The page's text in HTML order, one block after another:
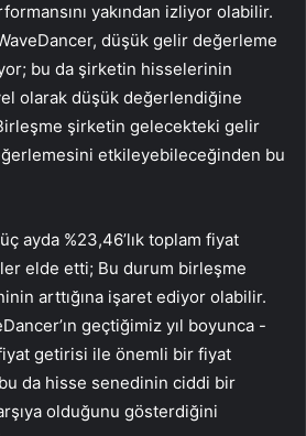
yakından izliyor olabilir.
düşük gelir değerleme
bu da şirketin hisselerinin
olarak düşük değerlendiğine
şirketin gelecekteki gelir
etkileyebileceğinden bu
ayda %23,46’lık toplam fiyat
elde etti; Bu durum birleşme
arttığına işaret ediyor olabilir.
geçtiğimiz yıl boyunca -
getirisi ile önemli bir fiyat
bu da hisse senedinin ciddi bir
olduğunu gösterdiğini